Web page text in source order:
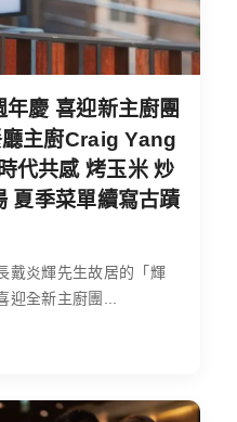
慶 喜迎新主廚團
主廚Craig Yang
代共感 烤玉米 炒
夏季菜單續寫古蹟
戴炎輝先生故居的「輝
迎全新主廚團...